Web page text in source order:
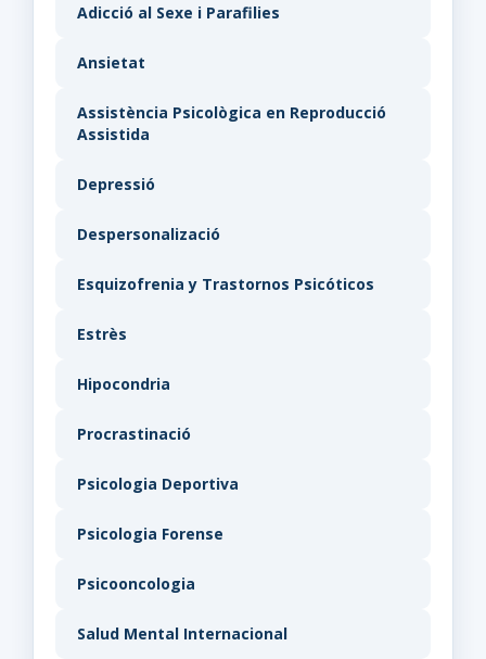
Adicció al Sexe i Parafilies
Ansietat
Assistència Psicològica en Reproducció
Assistida
Depressió
Despersonalizació
Esquizofrenia y Trastornos Psicóticos
Estrès
Hipocondria
Procrastinació
Psicologia Deportiva
Psicologia Forense
Psicooncologia
Salud Mental Internacional